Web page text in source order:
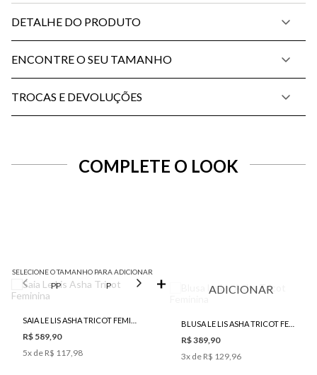
DETALHE DO PRODUTO
ENCONTRE O SEU TAMANHO
TROCAS E DEVOLUÇÕES
COMPLETE O LOOK
SELECIONE O TAMANHO PARA ADICIONAR
PP P M G
R$ 589,90
5x de R$ 117,98
ADICIONAR
R$ 389,90
3x de R$ 129,96